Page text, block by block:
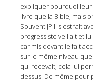
expliquer pourquoi
livre que la Bible, mais
Souvent JP II s'est fait
progressiste veillait et
car mis devant le fait
sur le même niveau
qui recevait, cela lui
dessus. De même